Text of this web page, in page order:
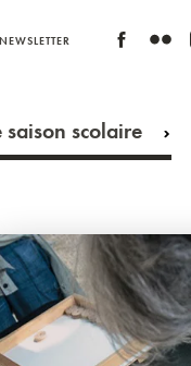
NEWSLETTER
saison scolaire